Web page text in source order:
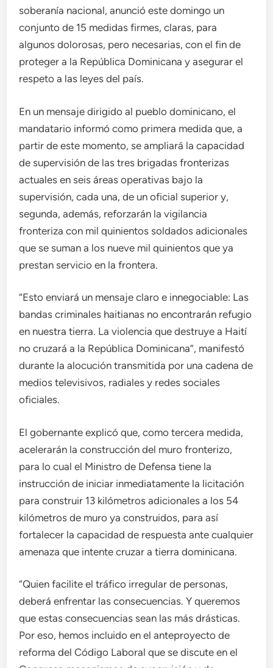
soberanía nacional, anunció este domingo un
conjunto de 15 medidas firmes, claras, para
algunos dolorosas, pero necesarias, con el fin de
proteger a la República Dominicana y asegurar el
respeto a las leyes del país.
En un mensaje dirigido al pueblo dominicano, el
mandatario informó como primera medida que, a
partir de este momento, se ampliará la capacidad
de supervisión de las tres brigadas fronterizas
actuales en seis áreas operativas bajo la
supervisión, cada una, de un oficial superior y,
segunda, además, reforzarán la vigilancia
fronteriza con mil quinientos soldados adicionales
que se suman a los nueve mil quinientos que ya
prestan servicio en la frontera.
“Esto enviará un mensaje claro e innegociable: Las
bandas criminales haitianas no encontrarán refugio
en nuestra tierra. La violencia que destruye a Haití
no cruzará a la República Dominicana”, manifestó
durante la alocución transmitida por una cadena de
medios televisivos, radiales y redes sociales
oficiales.
El gobernante explicó que, como tercera medida,
acelerarán la construcción del muro fronterizo,
para lo cual el Ministro de Defensa tiene la
instrucción de iniciar inmediatamente la licitación
para construir 13 kilómetros adicionales a los 54
kilómetros de muro ya construidos, para así
fortalecer la capacidad de respuesta ante cualquier
amenaza que intente cruzar a tierra dominicana.
“Quien facilite el tráfico irregular de personas,
deberá enfrentar las consecuencias. Y queremos
que estas consecuencias sean las más drásticas.
Por eso, hemos incluido en el anteproyecto de
reforma del Código Laboral que se discute en el